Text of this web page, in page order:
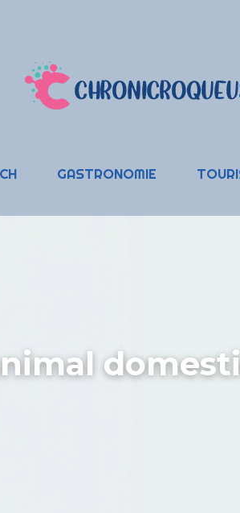
GASTRONOMIE